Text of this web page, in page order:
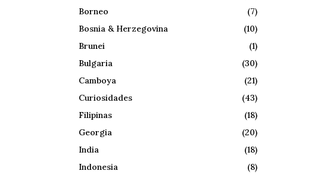
Borneo
(7)
Bosnia & Herzegovina
(10)
Brunei
(1)
Bulgaria
(30)
Camboya
(21)
Curiosidades
(43)
Filipinas
(18)
Georgia
(20)
India
(18)
Indonesia
(8)